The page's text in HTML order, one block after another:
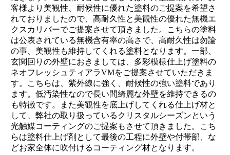
客様より美観性、耐候性に優れた塗料のご提案を希望さ
れておりましたので、高耐久性と美観性の優れた無機エ
クスカリバーでご提案させて頂きました。こちらの塗料
は公表されている無機含有率の高さで、高耐久性は勿論
の事、美観性も維持してくれる塗料となります。一部、
玄関回りの外壁におきましては、多彩模様仕上げ塗料の
ネオフレッシュティアラVMをご提案させていただきま
す。こちらは、紫外線に強く、耐候性の強い塗料であり
ます。低汚染性なので長い間綺麗な外壁を維持できるの
も特徴です。また美観性を底上げしてくれる仕上げ材と
して、弊社の取り扱っているクリスタルシーズンという
光触媒コーティングのご提案もさせて頂きました。こち
らは塗料仕上げ剤として最後の工程に外壁や付帯部、な
どお家全体に吹付けるコーティング材となります。